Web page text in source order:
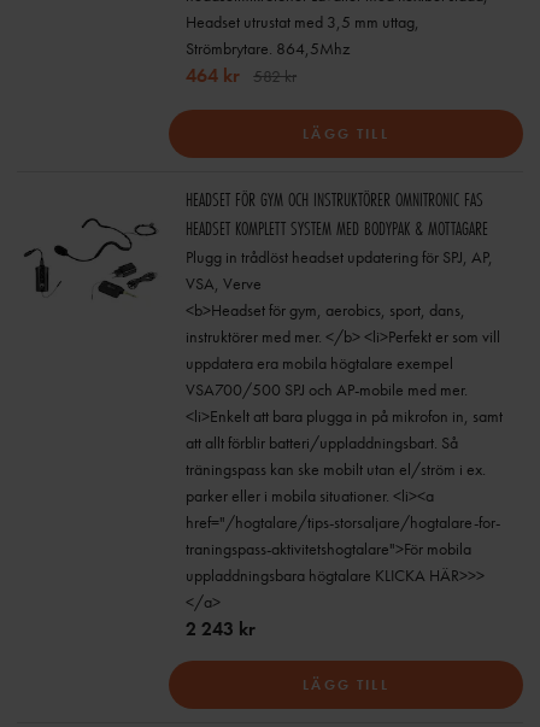
Headset utrustat med 3,5 mm uttag,
Strömbrytare. 864,5Mhz
464 kr 582 kr
LÄGG TILL
HEADSET FÖR GYM OCH INSTRUKTÖRER OMNITRONIC FAS
HEADSET KOMPLETT SYSTEM MED BODYPAK & MOTTAGARE
Plugg in trådlöst headset updatering för SPJ, AP,
VSA, Verve
<b>Headset för gym, aerobics, sport, dans,
instruktörer med mer. </b> <li>Perfekt er som vill
uppdatera era mobila högtalare exempel
VSA700/500 SPJ och AP-mobile med mer.
<li>Enkelt att bara plugga in på mikrofon in, samt
att allt förblir batteri/uppladdningsbart. Så
träningspass kan ske mobilt utan el/ström i ex.
parker eller i mobila situationer. <li><a
href="/hogtalare/tips-storsaljare/hogtalare-for-
traningspass-aktivitetshogtalare">För mobila
uppladdningsbara högtalare KLICKA HÄR>>>
</a>
2 243 kr
LÄGG TILL